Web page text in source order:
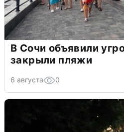
В Сочи объявили
закрыли пляжи
6 августа 0